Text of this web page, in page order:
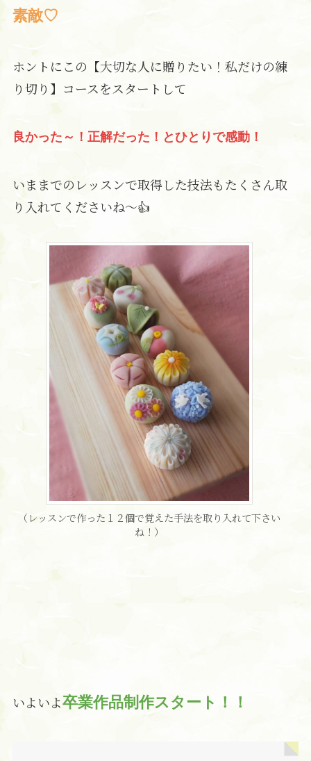
素敵♡
ホントにこの【大切な人に贈りたい！私だけの練
り切り】コースをスタートして
良かった～！正解だった！とひとりで感動！
いままでのレッスンで取得した技法もたくさん取
り入れてくださいね～👍
（レッスンで作った１２個で覚えた手法を取り入れて下さい
ね！）
いよいよ卒業作品制作スタート！！